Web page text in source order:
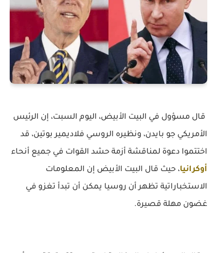
قال مسؤول في البيت الأبيض، اليوم السبت، إن الرئيس
الأمريكي جو بايدن، ونظيره الروسي فلاديمير بوتين، قد
اختتموا دعوة لمناقشة أزمة حشد القوات في جميع أنحاء
أوكرانيا، حيث قال البيت الأبيض إن المعلومات
الاستخباراتية تظهر أن روسيا يمكن أن تبدأ تغزو في
غضون مهلة قصيرة.